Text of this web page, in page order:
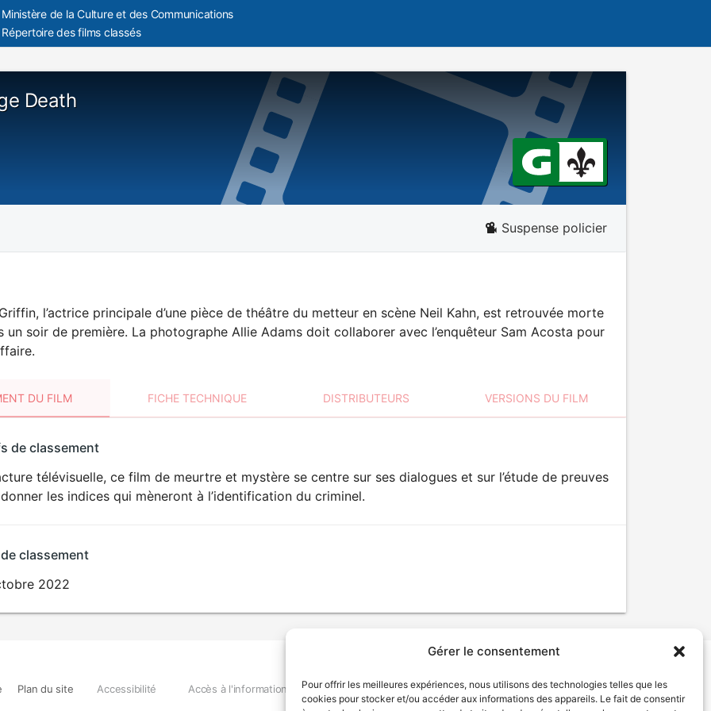
Gérer le consentement
Pour offrir les meilleures expériences, nous utilisons des technologies telles que les
cookies pour stocker et/ou accéder aux informations des appareils. Le fait de consentir
Ministère de la Culture et des Communications
Répertoire des films classés
Death
Suspense policier
l’actrice principale d’une pièce de théâtre du metteur en scène Neil Kahn, est retrouvée morte
un soir de première. La photographe Allie Adams doit collaborer avec l’enquêteur Sam Acosta pour
DU FILM FICHE TECHNIQUE DISTRIBUTEURS VERSIONS DU FILM
de classement
télévisuelle, ce film de meurtre et mystère se centre sur ses dialogues et sur l’étude de preuves
les indices qui mèneront à l’identification du criminel.
classement
2022
Plan du site Accessibilité Accès à l'information Déclaration de services Politique de confidentialité